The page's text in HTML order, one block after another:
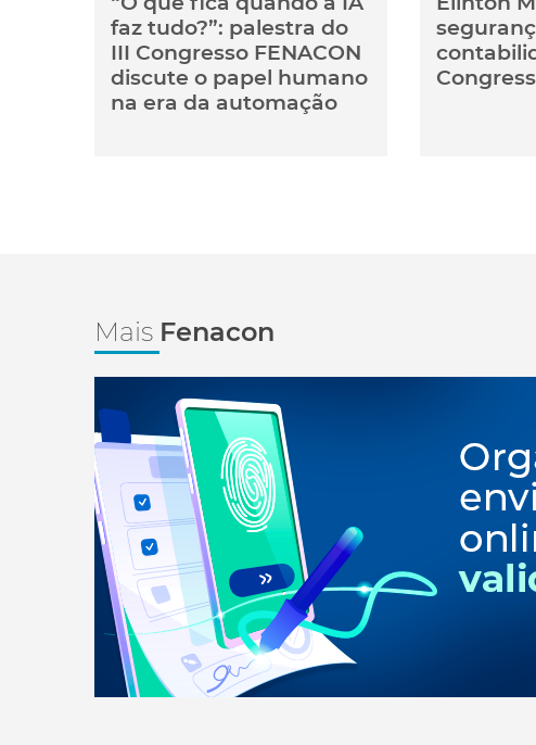
faz tudo?”: palestra do
III Congresso FENACON
discute o papel humano
na era da automação
Mais Fenacon